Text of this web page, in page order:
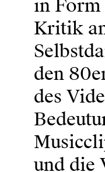
in Form
Kritik
den
des
und die